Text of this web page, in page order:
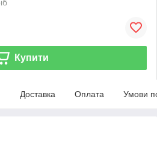
Купити
Доставка Оплата Умови